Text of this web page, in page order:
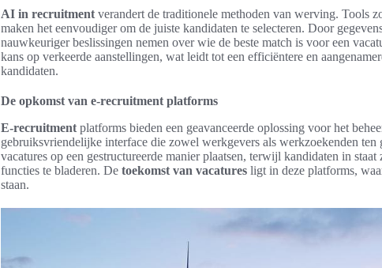
AI in recruitment verandert de traditionele methoden van werving. Tools
maken het eenvoudiger om de juiste kandidaten te selecteren. Door
nauwkeuriger beslissingen nemen over wie de beste match is voor een
kans op verkeerde aanstellingen, wat leidt tot een efficiëntere en
kandidaten.
De opkomst van e-recruitment platforms
E-recruitment platforms bieden een geavanceerde oplossing voor het
gebruiksvriendelijke interface die zowel werkgevers als werkzoekenden ten
vacatures op een gestructureerde manier plaatsen, terwijl kandidaten in
functies te bladeren. De toekomst van vacatures ligt in deze platforms,
staan.